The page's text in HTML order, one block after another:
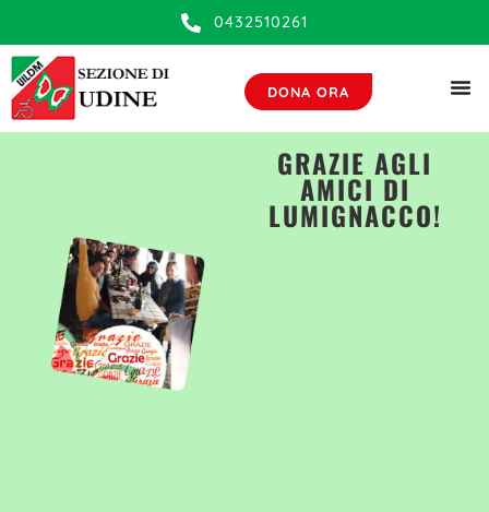
0432510261
DONA ORA
GRAZIE AGLI
AMICI DI
LUMIGNACCO!